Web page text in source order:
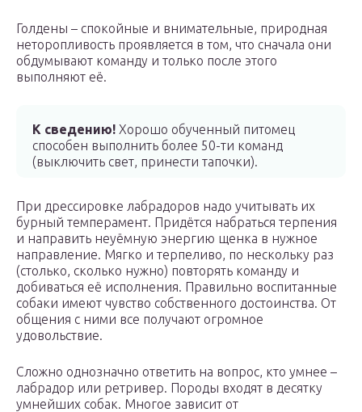
Голдены – спокойные и внимательные, природная
неторопливость проявляется в том, что сначала они
обдумывают команду и только после этого
выполняют её.
К сведению! Хорошо обученный питомец
способен выполнить более 50-ти команд
(выключить свет, принести тапочки).
При дрессировке лабрадоров надо учитывать их
бурный темперамент. Придётся набраться терпения
и направить неуёмную энергию щенка в нужное
направление. Мягко и терпеливо, по нескольку раз
(столько, сколько нужно) повторять команду и
добиваться её исполнения. Правильно воспитанные
собаки имеют чувство собственного достоинства. От
общения с ними все получают огромное
удовольствие.
Сложно однозначно ответить на вопрос, кто умнее –
лабрадор или ретривер. Породы входят в десятку
умнейших собак. Многое зависит от